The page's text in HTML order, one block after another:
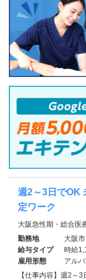
週2～3日でOK
定ワーク
大阪急性期・総合医
勤務地
大阪
給与タイプ
時給
雇用形態
アル
【仕事内容】週2～